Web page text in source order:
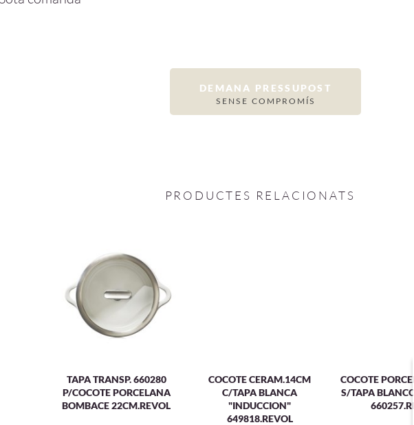
DEMANA PRESSUPOST
SENSE COMPROMÍS
PRODUCTES RELACIONATS
TAPA TRANSP. 660280
P/COCOTE PORCELANA
BOMBACE 22CM.REVOL
COCOTE CERAM.14CM
C/TAPA BLANCA
"INDUCCION"
649818.REVOL
COCOTE
S/TAPA